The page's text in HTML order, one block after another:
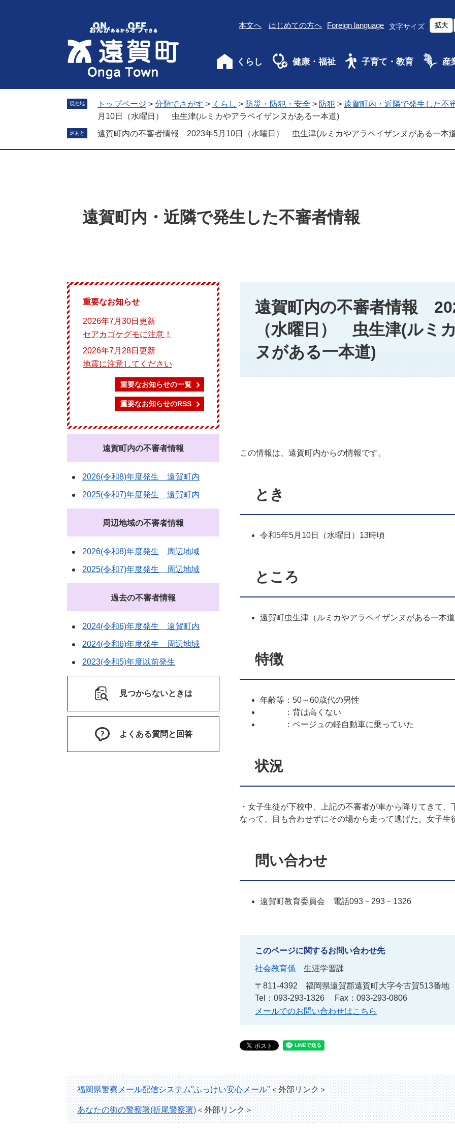
す
し
本文へ はじめての方へ Foreign language 文字サイズ 拡大
くらし 健康・福祉 子育て・教育 産
現在地 トップページ > 分類でさがす > くらし > 防災・防犯・安全 > 防犯 > 遠賀町内・近隣で発生した不
月10日（水曜日） 虫生津(ルミカやアラペイザンヌがある一本道)
足あと 遠賀町内の不審者情報 2023年5月10日（水曜日） 虫生津(ルミカやアラペイザンヌがある一本
遠賀町内・近隣で発生した不審者情報
遠賀町内の不審者情報
（水曜日） 虫生津(ルミ
ヌがある一本道)
この情報は、遠賀町内からの情報です。
とき
令和5年5月10日（水曜日）13時頃
ところ
遠賀町虫生津（ルミカやアラペイザンヌがある一本
特徴
年齢等：50～60歳代の男性
：背は高くない
：ベージュの軽自動車に乗っていた
状況
・女子生徒が下校中、上記の不審者が車から降りてきて
なって、目も合わせずにその場から走って逃げた。女子生
問い合わせ
遠賀町教育委員会 電話093－293－1326
このページに関するお問い合わせ先
社会教育係
生涯学習課
〒811-4392
福岡県遠賀郡遠賀町大字今古賀513番地
Tel：093-293-1326
Fax：093-293-0806
メールでのお問い合わせはこちら
重要なお知らせ
2026年7月30日更新
セアカゴケグモに注意！
2026年7月28日更新
地震に注意してください
重要なお知らせの一覧
重要なお知らせのRSS
遠賀町内の不審者情報
2026(令和8)年度発生 遠賀町内
2025(令和7)年度発生 遠賀町内
周辺地域の不審者情報
2026(令和8)年度発生 周辺地域
2025(令和7)年度発生 周辺地域
過去の不審者情報
2024(令和6)年度発生 遠賀町内
2024(令和6)年度発生 周辺地域
2023(令和5)年度以前発生
見つからないときは
よくある質問と回答
福岡県警察メール配信システム"ふっけい安心メール"＜外部リンク＞
あなたの街の警察署(折尾警察署)＜外部リンク＞